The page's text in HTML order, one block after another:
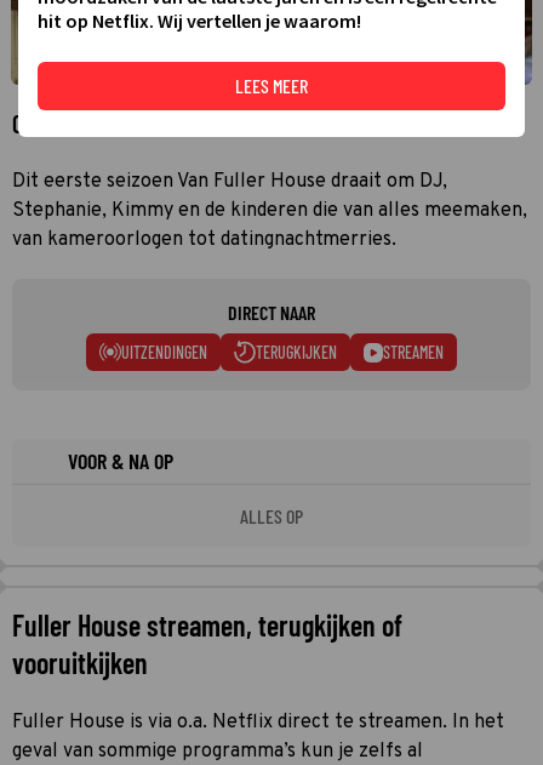
Over Fuller House
Dit eerste seizoen Van Fuller House draait om DJ,
Stephanie, Kimmy en de kinderen die van alles meemaken,
van kameroorlogen tot datingnachtmerries.
DIRECT NAAR
UITZENDINGEN TERUGKIJKEN STREAMEN
VOOR & NA OP
ALLES OP
Fuller House streamen, terugkijken of
vooruitkijken
Fuller House is via o.a. Netflix direct te streamen. In het
geval van sommige programma’s kun je zelfs al
hit op Netflix. Wij vertellen je waarom!
LEES MEER